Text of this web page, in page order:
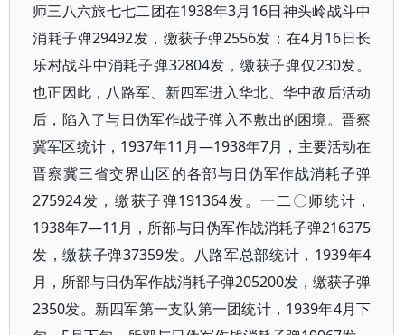
师三八六旅七七二团在1938年3月16日神头岭战斗中
消耗子弹29492发，缴获子弹2556发；在4月16日长
乐村战斗中消耗子弹32804发，缴获子弹仅230发。
也正因此，八路军、新四军进入华北、华中敌后活动
后，陷入了与日伪军作战子弹入不敷出的困境。晋察
冀军区统计，1937年11月—1938年7月，主要活动在
晋察冀三省交界山区的各部与日伪军作战消耗子弹
275924发，缴获子弹191364发。一二〇师统计，
1938年7—11月，所部与日伪军作战消耗子弹216375
发，缴获子弹37359发。八路军总部统计，1939年4
月，所部与日伪军作战消耗子弹205200发，缴获子弹
2350发。新四军第一支队第一团统计，1939年4月下